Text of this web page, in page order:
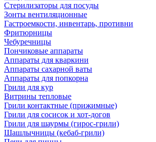
Стерилизаторы для посуды
Зонты вентиляционные
Гастроемкости, инвентарь, противни
Фритюрницы
Чебуречницы
Пончиковые аппараты
Аппараты для кваркини
Аппараты сахарной ваты
Аппараты для попкорна
Грили для кур
Витрины тепловые
Грили контактные (прижимные)
Грили для сосисок и хот-догов
Грили для шаурмы (гирос-грили)
Шашлычницы (кебаб-грили)